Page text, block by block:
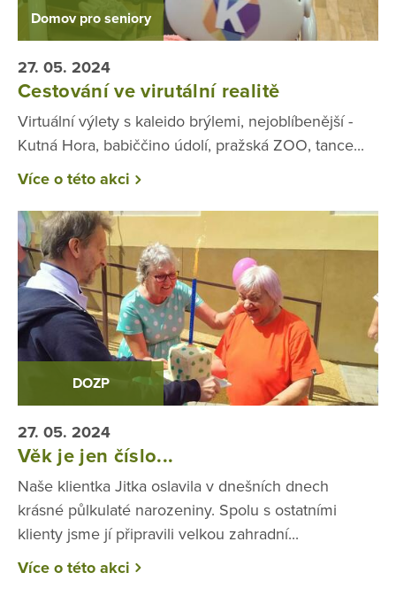
Domov pro seniory
27. 05. 2024
Cestování ve virutální realitě
Virtuální výlety s kaleido brýlemi, nejoblíbenější -
Kutná Hora, babiččino údolí, pražská ZOO, tance...
Více o této akci
DOZP
27. 05. 2024
Věk je jen číslo...
Naše klientka Jitka oslavila v dnešních dnech
krásné půlkulaté narozeniny. Spolu s ostatními
klienty jsme jí připravili velkou zahradní...
Více o této akci